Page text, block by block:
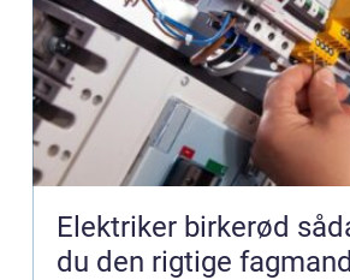
Elektriker birkerød sådan vælger
du den rigtige fagmand